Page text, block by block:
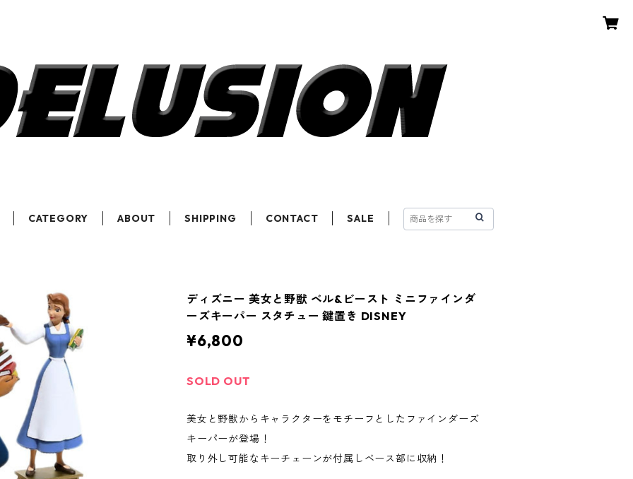
CATEGORY ABOUT SHIPPING CONTACT SALE
ディズニー 美女と野獣 ベル&ビースト ミニファインダ
ーズキーパー スタチュー 鍵置き DISNEY
¥6,800
SOLD OUT
美女と野獣からキャラクターをモチーフとしたファインダーズ
キーパーが登場！
取り外し可能なキーチェーンが付属しベース部に収納！